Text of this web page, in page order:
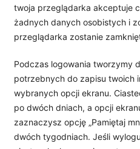
twoja przeglądarka akceptuje
żadnych danych osobistych i
przeglądarka zostanie
Podczas logowania tworzymy
potrzebnych do zapisu twoich
wybranych opcji ekranu.
po dwóch dniach, a opcji
zaznaczysz opcję „Pamiętaj
dwóch tygodniach. Jeśli